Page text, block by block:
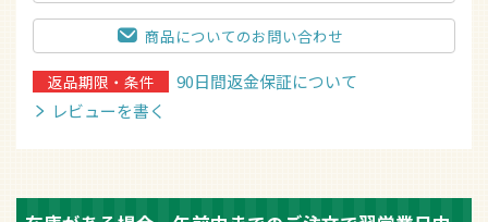
商品についてのお問い合わせ
返品期限・条件
90日間返金保証について
レビューを書く